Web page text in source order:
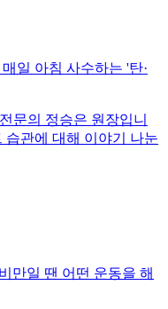
일 아침 사수하는 '탄·
문의 정승은 원장입니
습관에 대해 이야기 나눈
만일 땐 어떤 운동을 해